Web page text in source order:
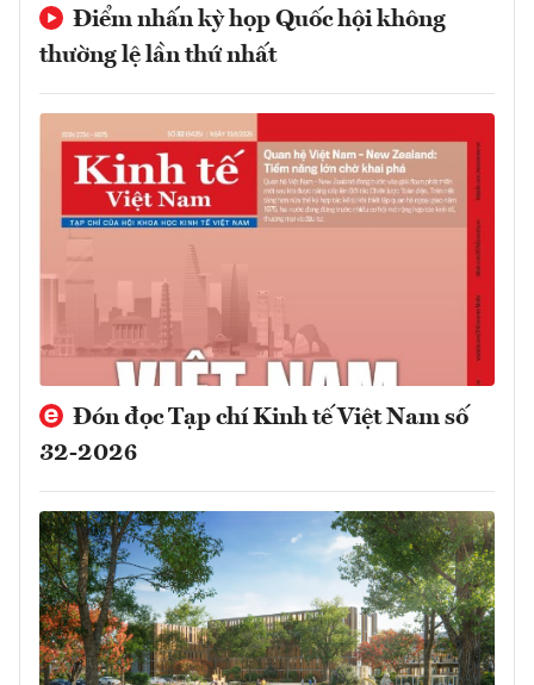
Điểm nhấn kỳ họp Quốc hội không
thường lệ lần thứ nhất
Đón đọc Tạp chí Kinh tế Việt Nam số
32-2026